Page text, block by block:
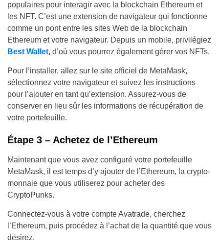
populaires pour interagir avec la blockchain Ethereum et
les NFT. C’est une extension de navigateur qui fonctionne
comme un pont entre les sites Web de la blockchain
Ethereum et votre navigateur. Depuis un mobile, privilégiez
Best Wallet, d’où vous pourrez également gérer vos NFTs.
Pour l’installer, allez sur le site officiel de MetaMask,
sélectionnez votre navigateur et suivez les instructions
pour l’ajouter en tant qu’extension. Assurez-vous de
conserver en lieu sûr les informations de récupération de
votre portefeuille.
Étape 3 – Achetez de l’Ethereum
Maintenant que vous avez configuré votre portefeuille
MetaMask, il est temps d’y ajouter de l’Ethereum, la crypto-
monnaie que vous utiliserez pour acheter des
CryptoPunks.
Connectez-vous à votre compte Avatrade, cherchez
l’Ethereum, puis procédez à l’achat de la quantité que vous
désirez.